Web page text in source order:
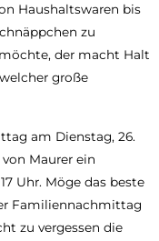
Haushaltswaren bis
zu
der macht Halt
große
am Dienstag, 26.
Maurer ein
Uhr. Möge das beste
Familiennachmittag
zu vergessen die